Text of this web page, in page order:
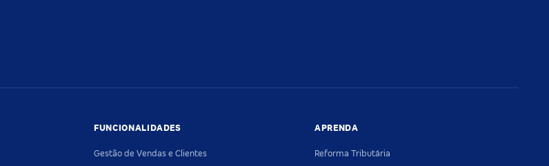
FUNCIONALIDADES
Gestão de Vendas e Clientes
APRENDA
Reforma Tributária